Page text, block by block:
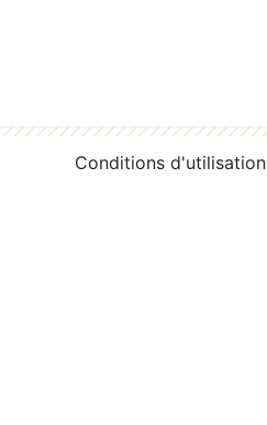
Conditions d'utilisation